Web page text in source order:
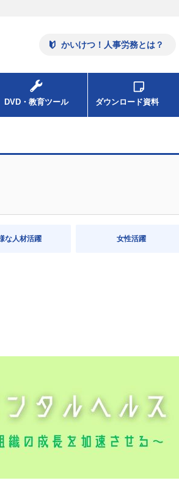
かいけつ！人事労務とは？
DVD・教育ツール ダウンロード資料
な人材活躍 女性活躍